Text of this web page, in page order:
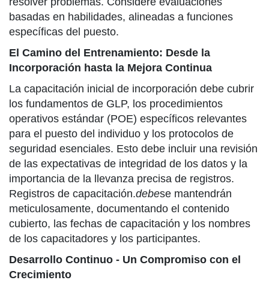
basadas en habilidades, alineadas a funciones
específicas del puesto.
El Camino del Entrenamiento: Desde la
Incorporación hasta la Mejora Continua
La capacitación inicial de incorporación debe cubrir
los fundamentos de GLP, los procedimientos
operativos estándar (POE) específicos relevantes
para el puesto del individuo y los protocolos de
seguridad esenciales. Esto debe incluir una revisión
de las expectativas de integridad de los datos y la
importancia de la llevanza precisa de registros.
Registros de capacitación.debese mantendrán
meticulosamente, documentando el contenido
cubierto, las fechas de capacitación y los nombres
de los capacitadores y los participantes.
Desarrollo Continuo - Un Compromiso con el
Crecimiento